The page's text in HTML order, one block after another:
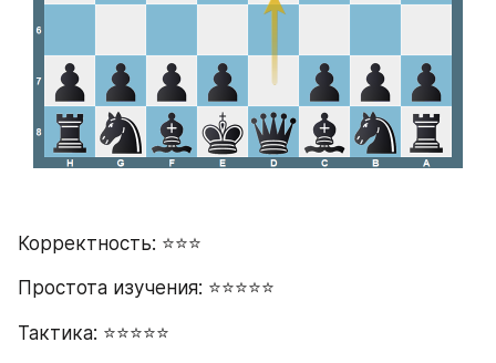
Корректность: ⭐⭐⭐
Простота изучения: ⭐⭐⭐⭐⭐
Тактика: ⭐⭐⭐⭐⭐